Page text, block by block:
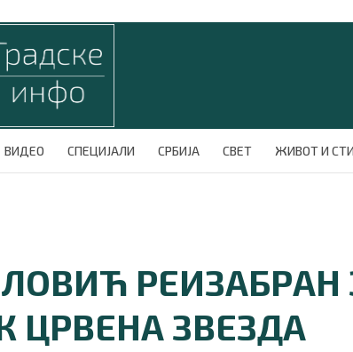
ВИДЕО СПЕЦИЈАЛИ СРБИЈА СВЕТ ЖИВОТ И
РЕИЗАБРАН
ЦРВЕНА ЗВЕЗДА